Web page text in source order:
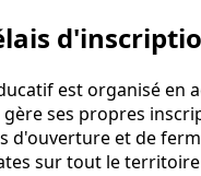
est organisé
ses propres
d'ouverture et de
sur tout le